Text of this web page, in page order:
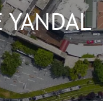
YANDAL